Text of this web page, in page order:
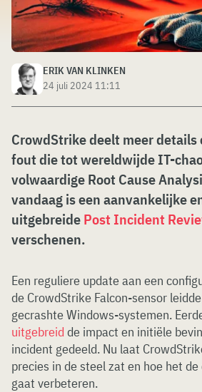
ERIK VAN KLINKEN
24 juli 2024 11:11
CrowdStrike deelt meer details
fout die tot wereldwijde IT-
volwaardige Root Cause
vandaag is een aanvankelijke
uitgebreidePost Incident
verschenen.
Een reguliere update aan een
de CrowdStrike Falcon-sensor
gecrashte Windows-systemen.
uitgebreid de impact en initiële
incident gedeeld. Nu laat
precies in de steel zat en hoe het
gaat verbeteren.